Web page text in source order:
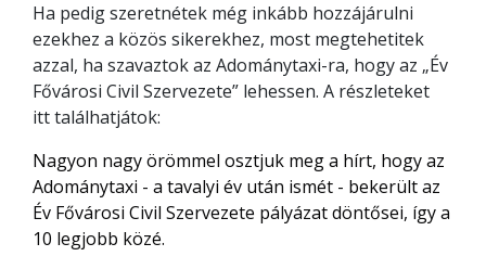
Ha pedig szeretnétek még inkább hozzájárulni
ezekhez a közös sikerekhez, most megtehetitek
azzal, ha szavaztok az Adománytaxi-ra, hogy az „Év
Fővárosi Civil Szervezete” lehessen. A részleteket
itt találhatjátok:
Nagyon nagy örömmel osztjuk meg a hírt, hogy az
Adománytaxi - a tavalyi év után ismét - bekerült az
Év Fővárosi Civil Szervezete pályázat döntősei, így a
10 legjobb közé.